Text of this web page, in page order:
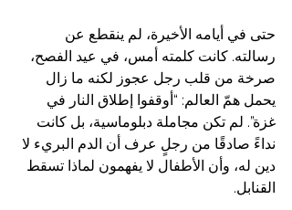
حتى في أيامه الأخيرة، لم ينقطع عن
رسالته. كانت كلمته أمس، في عيد الفصح،
صرخة من قلب رجل عجوز لكنه ما زال
يحمل همّ العالم: “أوقفوا إطلاق النار في
غزة”. لم تكن مجاملة دبلوماسية، بل كانت
نداءً صادقًا من رجلٍ عرف أن الدم البريء لا
دين له، وأن الأطفال لا يفهمون لماذا تسقط
القنابل.